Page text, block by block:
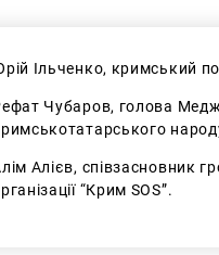
Ільченко, кримський
Чубаров, голова
Алієв, співзасновник
“Крим SOS”.